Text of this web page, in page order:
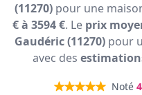
(11270)pour une
€ à 3594 €. Le prix
Gaudéric (11270)pour
avec des
Noté